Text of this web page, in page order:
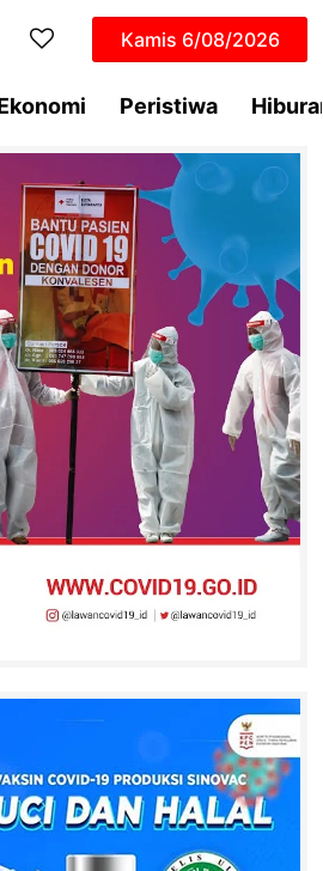
Kamis 6/08/2026
Peristiwa Hiburan